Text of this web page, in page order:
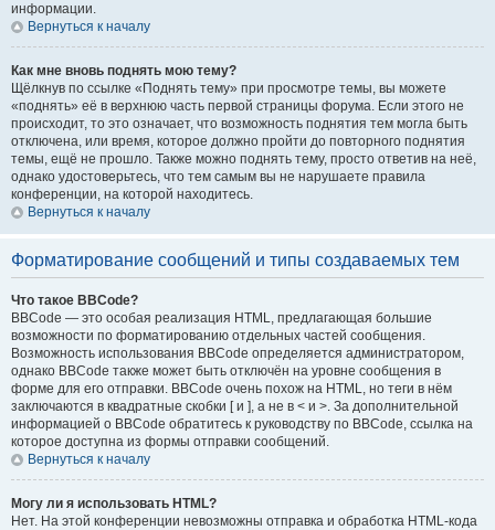
информации.
Вернуться к началу
Как мне вновь поднять мою тему?
Щёлкнув по ссылке «Поднять тему» при просмотре темы, вы можете
«поднять» её в верхнюю часть первой страницы форума. Если этого не
происходит, то это означает, что возможность поднятия тем могла быть
отключена, или время, которое должно пройти до повторного поднятия
темы, ещё не прошло. Также можно поднять тему, просто ответив на неё,
однако удостоверьтесь, что тем самым вы не нарушаете правила
конференции, на которой находитесь.
Вернуться к началу
Форматирование сообщений и типы создаваемых тем
Что такое BBCode?
BBCode — это особая реализация HTML, предлагающая большие
возможности по форматированию отдельных частей сообщения.
Возможность использования BBCode определяется администратором,
однако BBCode также может быть отключён на уровне сообщения в
форме для его отправки. BBCode очень похож на HTML, но теги в нём
заключаются в квадратные скобки [ и ], а не в < и >. За дополнительной
информацией о BBCode обратитесь к руководству по BBCode, ссылка на
которое доступна из формы отправки сообщений.
Вернуться к началу
Могу ли я использовать HTML?
Нет. На этой конференции невозможны отправка и обработка HTML-кода